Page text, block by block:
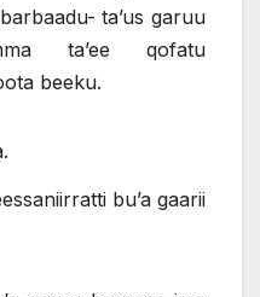
ta’us garuu
ta’ee qofatu
beeku.
bu’a gaarii